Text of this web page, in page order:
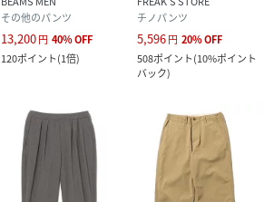
その他のパンツ
13,200円 40%OFF
120ポイント(1倍)
チノパンツ
5,596円 20%OFF
508ポイント(10%ポイント
バック)